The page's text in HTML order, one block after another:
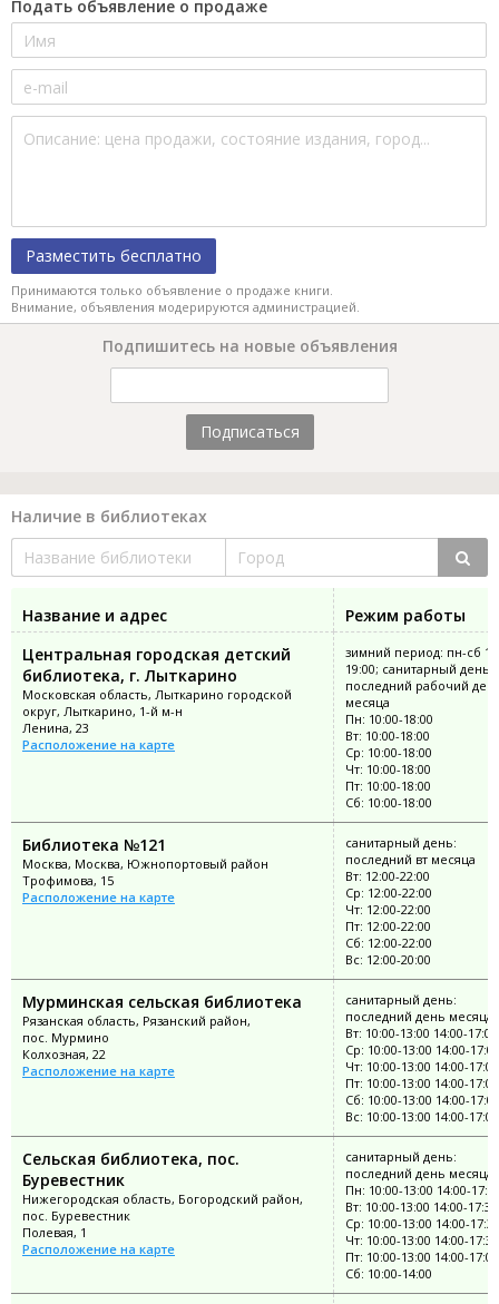
Подать объявление о продаже
Разместить бесплатно
Принимаются только объявление о продаже книги.
Внимание, объявления модерируются администрацией.
Подпишитесь на новые объявления
Подписаться
Наличие в библиотеках
Название и адрес
Режим работы
Центральная городская детский
библиотека, г. Лыткарино
Московская область, Лыткарино городской
округ, Лыткарино, 1-й м-н
Ленина, 23
Расположение на карте
зимний период: пн-сб
19:00; санитарный день:
последний рабочий
месяца
Пн: 10:00-18:00
Вт: 10:00-18:00
Ср: 10:00-18:00
Чт: 10:00-18:00
Пт: 10:00-18:00
Сб: 10:00-18:00
Библиотека №121
Москва, Москва, Южнопортовый район
Трофимова, 15
Расположение на карте
санитарный день:
последний вт месяца
Вт: 12:00-22:00
Ср: 12:00-22:00
Чт: 12:00-22:00
Пт: 12:00-22:00
Сб: 12:00-22:00
Вс: 12:00-20:00
Мурминская сельская библиотека
Рязанская область, Рязанский район,
пос. Мурмино
Колхозная, 22
Расположение на карте
санитарный день:
последний день месяца
Вт: 10:00-13:00 14:00-17:00
Ср: 10:00-13:00 14:00-17:00
Чт: 10:00-13:00 14:00-17:00
Пт: 10:00-13:00 14:00-17:00
Сб: 10:00-13:00 14:00-17:00
Вс: 10:00-13:00 14:00-17:00
Сельская библиотека, пос.
Буревестник
Нижегородская область, Богородский район,
пос. Буревестник
Полевая, 1
Расположение на карте
санитарный день:
последний день месяца
Пн: 10:00-13:00 14:00-
Вт: 10:00-13:00 14:00-17:30
Ср: 10:00-13:00 14:00-17:30
Чт: 10:00-13:00 14:00-17:30
Пт: 10:00-13:00 14:00-17:00
Сб: 10:00-14:00